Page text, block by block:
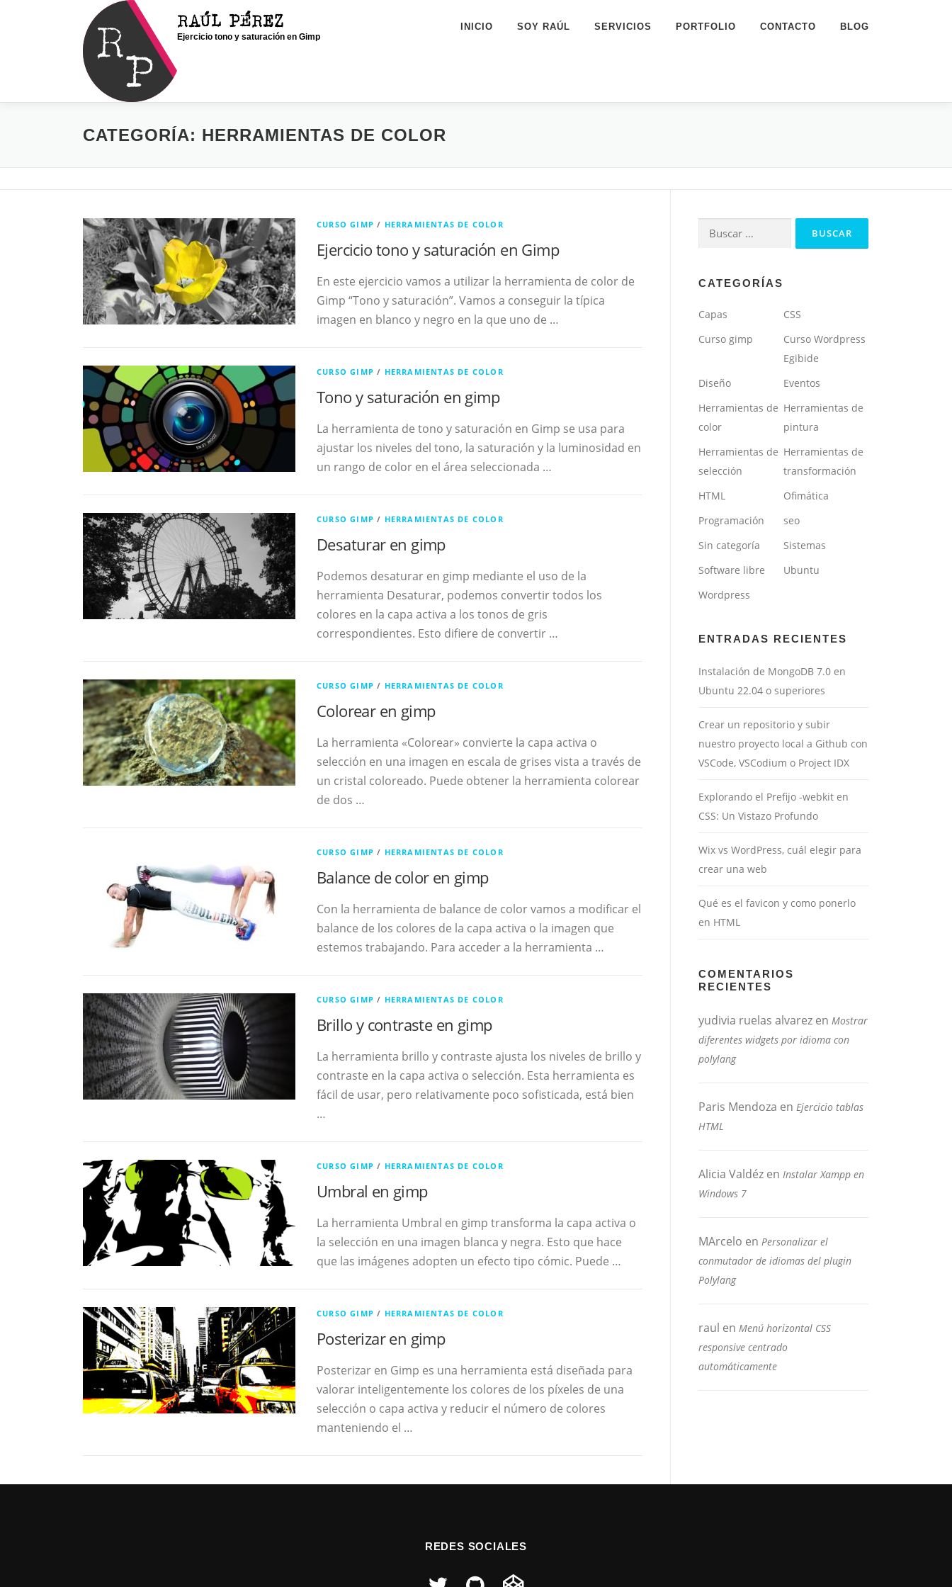
RAÚL PÉREZ
Ejercicio tono y saturación en Gimp
INICIO SOY RAÚL SERVICIOS PORTFOLIO CONTACTO BLOG
CATEGORÍA: HERRAMIENTAS DE COLOR
CURSO GIMP / HERRAMIENTAS DE COLOR
Ejercicio tono y saturación en Gimp
En este ejercicio vamos a utilizar la herramienta de color de
Gimp “Tono y saturación”. Vamos a conseguir la típica
imagen en blanco y negro en la que uno de …
CURSO GIMP / HERRAMIENTAS DE COLOR
Tono y saturación en gimp
La herramienta de tono y saturación en Gimp se usa para
ajustar los niveles del tono, la saturación y la luminosidad en
un rango de color en el área seleccionada …
CURSO GIMP / HERRAMIENTAS DE COLOR
Desaturar en gimp
Podemos desaturar en gimp mediante el uso de la
herramienta Desaturar, podemos convertir todos los
colores en la capa activa a los tonos de gris
correspondientes. Esto difiere de convertir …
CURSO GIMP / HERRAMIENTAS DE COLOR
Colorear en gimp
La herramienta «Colorear» convierte la capa activa o
selección en una imagen en escala de grises vista a través de
un cristal coloreado. Puede obtener la herramienta colorear
de dos …
CURSO GIMP / HERRAMIENTAS DE COLOR
Balance de color en gimp
Con la herramienta de balance de color vamos a modificar el
balance de los colores de la capa activa o la imagen que
estemos trabajando. Para acceder a la herramienta …
CURSO GIMP / HERRAMIENTAS DE COLOR
Brillo y contraste en gimp
La herramienta brillo y contraste ajusta los niveles de brillo y
contraste en la capa activa o selección. Esta herramienta es
fácil de usar, pero relativamente poco sofisticada, está bien
…
CURSO GIMP / HERRAMIENTAS DE COLOR
Umbral en gimp
La herramienta Umbral en gimp transforma la capa activa o
la selección en una imagen blanca y negra. Esto que hace
que las imágenes adopten un efecto tipo cómic. Puede …
CURSO GIMP / HERRAMIENTAS DE COLOR
Posterizar en gimp
Posterizar en Gimp es una herramienta está diseñada para
valorar inteligentemente los colores de los píxeles de una
selección o capa activa y reducir el número de colores
manteniendo el …
Buscar:
CATEGORÍAS
Capas
CSS
Curso gimp
Curso Wordpress
Egibide
Diseño
Eventos
Herramientas de
color
Herramientas de
pintura
Herramientas de
selección
Herramientas de
transformación
HTML
Ofimática
Programación
seo
Sin categoría
Sistemas
Software libre
Ubuntu
Wordpress
ENTRADAS RECIENTES
Instalación de MongoDB 7.0 en
Ubuntu 22.04 o superiores
Crear un repositorio y subir
nuestro proyecto local a Github con
VSCode, VSCodium o Project IDX
Explorando el Prefijo -webkit en
CSS: Un Vistazo Profundo
Wix vs WordPress, cuál elegir para
crear una web
Qué es el favicon y como ponerlo
en HTML
COMENTARIOS
RECIENTES
yudivia ruelas alvarez en Mostrar
diferentes widgets por idioma con
polylang
Paris Mendoza en Ejercicio tablas
HTML
Alicia Valdéz en Instalar Xampp en
Windows 7
MArcelo en Personalizar el
conmutador de idiomas del plugin
Polylang
raul en Menú horizontal CSS
responsive centrado
automáticamente
REDES SOCIALES